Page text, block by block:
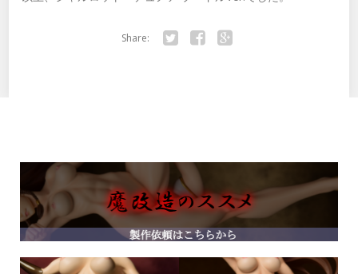
Share: